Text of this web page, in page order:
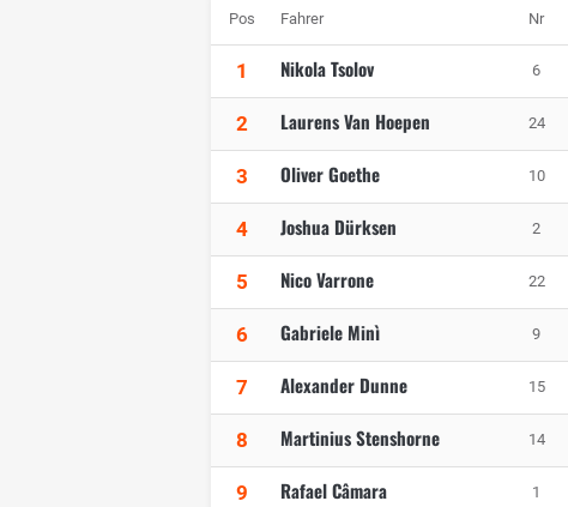
Pos Fahrer Nr
1 Nikola Tsolov 6
2 Laurens Van Hoepen 24
3 Oliver Goethe 10
4 Joshua Dürksen 2
5 Nico Varrone 22
6 Gabriele Minì 9
7 Alexander Dunne 15
8 Martinius Stenshorne 14
9 Rafael Câmara 1